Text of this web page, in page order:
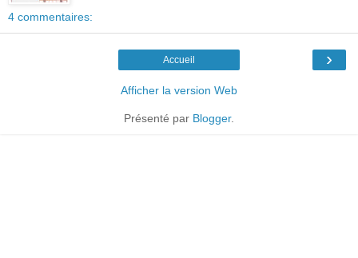
4 commentaires:
›
Accueil
Afficher la version Web
Présenté par Blogger.